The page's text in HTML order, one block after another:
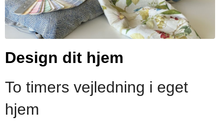
Design dit hjem
To timers vejledning i eget
hjem